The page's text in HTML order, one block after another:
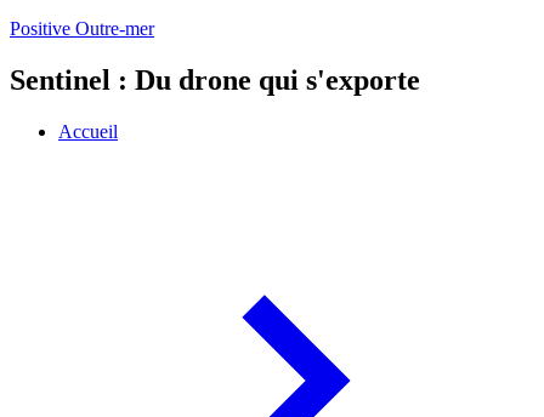
Positive Outre-mer
Sentinel : Du drone qui s'exporte
Accueil